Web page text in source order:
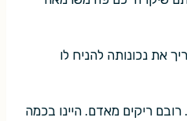
את נכונותה להניח לו
רובם ריקים מאדם. היינו בכמה